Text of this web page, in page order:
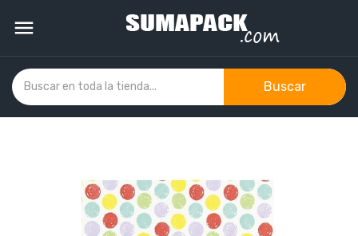

Buscar